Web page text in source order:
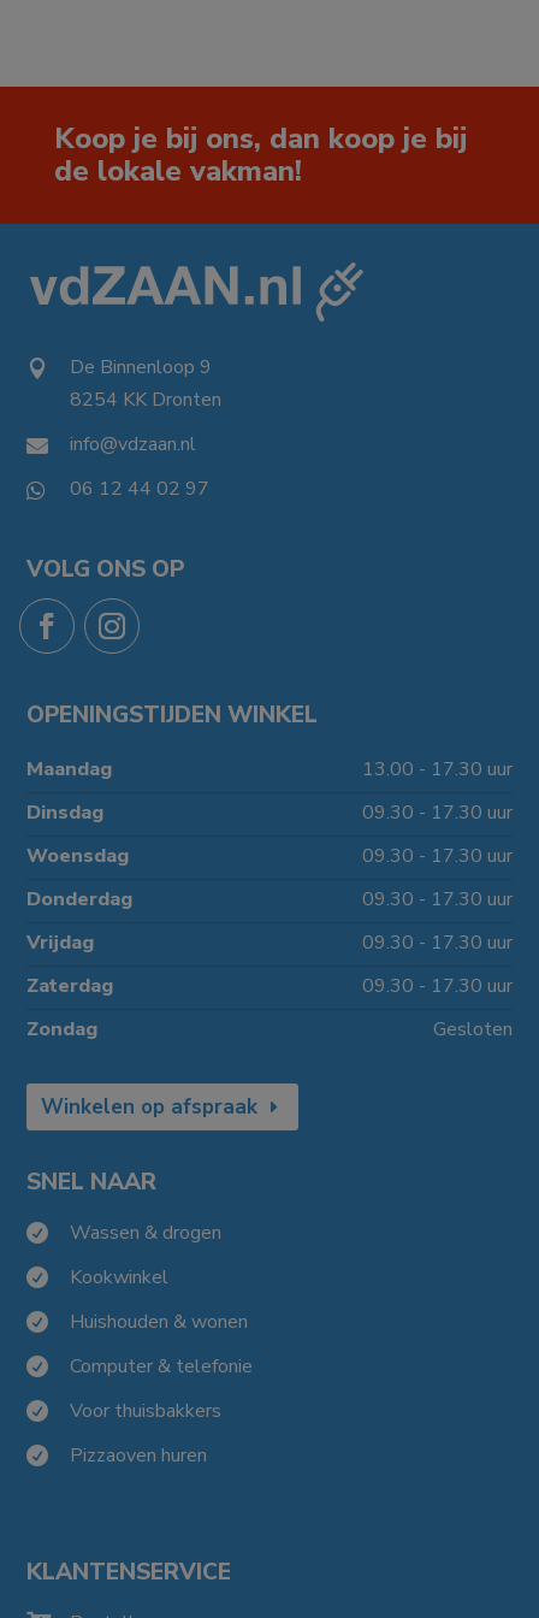
Koop je bij ons, dan koop je bij
de lokale vakman!
 De Binnenloop 9
8254 KK Dronten
 info@vdzaan.nl
 06 12 44 02 97
VOLG ONS OP
OPENINGSTIJDEN WINKEL
Maandag
13.00 - 17.30 uur
Dinsdag
09.30 - 17.30 uur
Woensdag
09.30 - 17.30 uur
Donderdag
09.30 - 17.30 uur
Vrijdag
09.30 - 17.30 uur
Zaterdag
09.30 - 17.30 uur
Zondag
Gesloten
Winkelen op afspraak
SNEL NAAR
 Wassen & drogen
 Kookwinkel
 Huishouden & wonen
 Computer & telefonie
 Voor thuisbakkers
 Pizzaoven huren
KLANTENSERVICE